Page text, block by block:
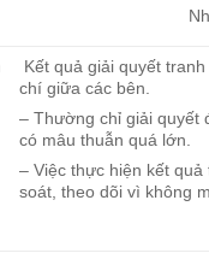
Kết quả giải quyết
chí giữa các bên.
– Thường chỉ giải quyết
có mâu thuẫn quá lớn.
– Việc thực hiện kết
soát, theo dõi vì không